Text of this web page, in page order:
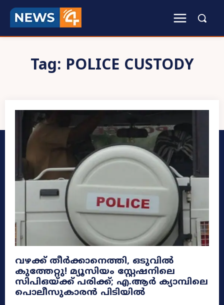
Tag: POLICE CUSTODY
വഴക്ക് തീർക്കാനെത്തി, ഒടുവിൽ
കുത്തേറ്റു! മ്യൂസിയം സ്റ്റേഷനിലെ
സിപിഒയ്ക്ക് പരിക്ക്; എ.ആർ ക്യാമ്പിലെ
പൊലീസുകാരൻ പിടിയിൽ